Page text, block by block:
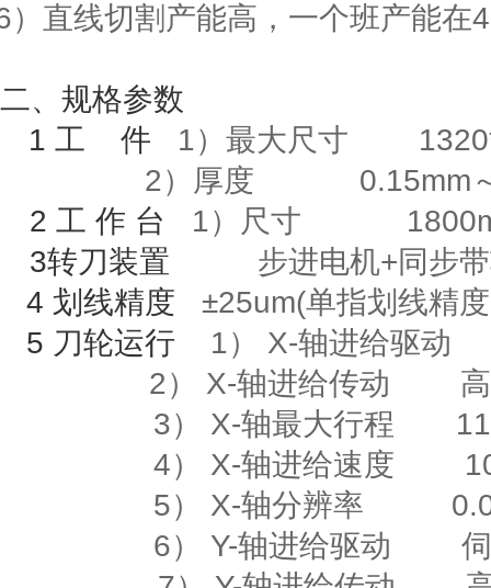
）直线切割产能高，一个班产能在
二、规格参数
1 工 件 1）最大尺寸
2）厚度
0.15mm
2工作 台 1）尺寸
3转刀装置 步进电机+同步
4划线精度 ±25um(单指划线精
5 刀轮运行 1） X-轴进给驱动
2）
X-轴进给传动
3）
X-轴最大行程
4）
X-轴进给速度
5）
X-轴分辨率
6）
Y-轴进给驱动